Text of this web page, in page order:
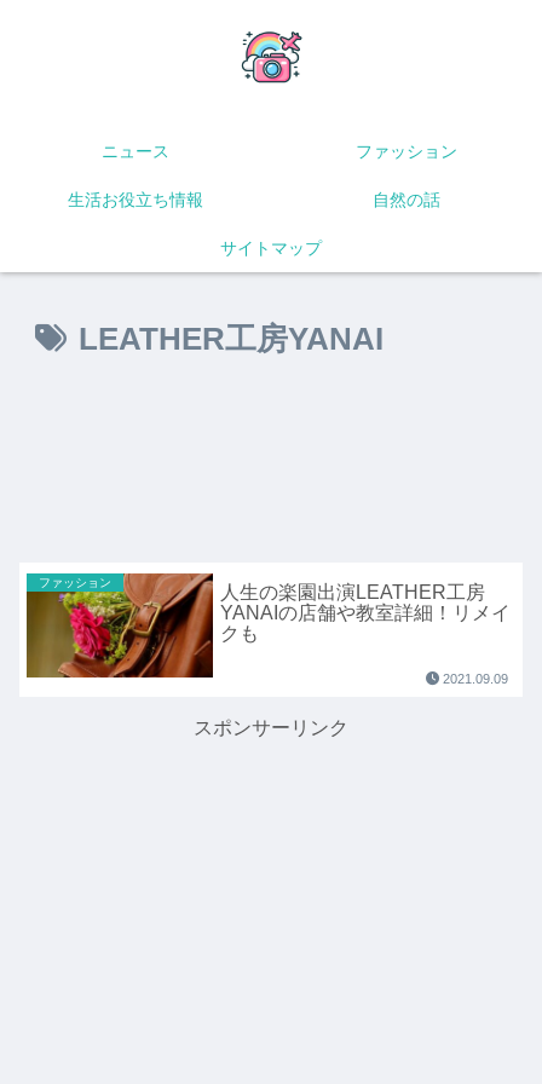
ニュース ファッション
生活お役立ち情報 自然の話
サイトマップ
LEATHER工房YANAI
ファッション
人生の楽園出演LEATHER工房
YANAIの店舗や教室詳細！リメイ
クも
2021.09.09
スポンサーリンク